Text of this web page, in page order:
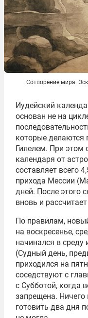
Сотворение мира.
Иудейский
основан не на
которые делаются
Гилелем. При этом
календаря от
составляет всего
прихода Мессии
дней. После этого
вновь и
По правилам,
на воскресенье,
начинался в среду
(Судный день,
приходился на
соседствуют с
с Субботой, когда
запрещена. Ничего
готовить два дня